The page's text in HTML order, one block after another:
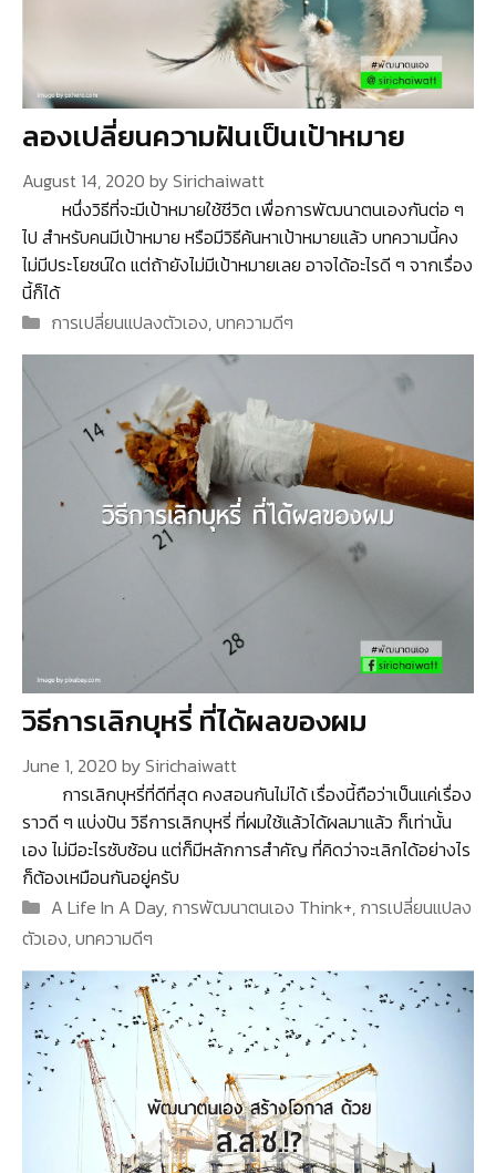
ลองเปลี่ยนความฝันเป็นเป้าหมาย
August 14, 2020 bySirichaiwatt
หนึ่งวิธีที่จะมีเป้าหมายใช้ชีวิต เพื่อการพัฒนาตนเองกันต่อ ๆ
ไป สำหรับคนมีเป้าหมาย หรือมีวิธีค้นหาเป้าหมายแล้ว บทความนี้คง
ไม่มีประโยชน์ใด แต่ถ้ายังไม่มีเป้าหมายเลย อาจได้อะไรดี ๆ จากเรื่อง
นี้ก็ได้
Categories
การเปลี่ยนแปลงตัวเอง,บทความดีๆ
วิธีการเลิกบุหรี่ ที่ได้ผลของผม
June 1, 2020 bySirichaiwatt
การเลิกบุหรี่ที่ดีที่สุด คงสอนกันไม่ได้ เรื่องนี้ถือว่าเป็นแค่เรื่อง
ราวดี ๆ แบ่งปัน วิธีการเลิกบุหรี่ ที่ผมใช้แล้วได้ผลมาแล้ว ก็เท่านั้น
เอง ไม่มีอะไรซับซ้อน แต่ก็มีหลักการสำคัญ ที่คิดว่าจะเลิกได้อย่างไร
ก็ต้องเหมือนกันอยู่ครับ
Categories
A Life In A Day, การพัฒนาตนเอง Think+, การเปลี่ยนแปลง
ตัวเอง,บทความดีๆ